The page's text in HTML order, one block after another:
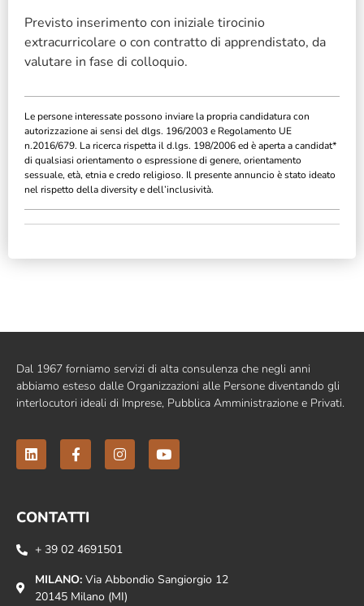
Previsto inserimento con iniziale tirocinio
extracurricolare o con contratto di apprendistato, da
valutare in fase di colloquio.
Le persone interessate possono inviare la propria candidatura con
autorizzazione ai sensi del dlgs. 196/2003 e Regolamento UE
n.2016/679. La ricerca rispetta il d.lgs. 198/2006 ed è aperta a candidat*
di qualsiasi orientamento o espressione di genere, orientamento
sessuale, età, etnia e credo religioso. Il presente annuncio è stato ideato
nel rispetto della diversity e dell’inclusività.
Dal 1967 forniamo servizi di alta consulenza che negli anni
abbiamo esteso dalle Organizzazioni alle Persone diventando gli
interlocutori ideali di Imprese, Pubblica Amministrazione e Privati.
CONTATTI
+ 39 02 4691501
MILANO:Via Abbondio Sangiorgio 12
20145 Milano (MI)